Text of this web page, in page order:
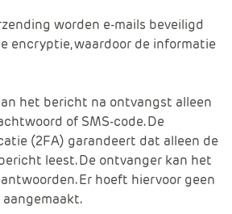
worden e-mails beveiligd
encryptie, waardoor de informatie
het bericht na ontvangst alleen
of SMS-code. De
(2FA) garandeert dat alleen de
leest. De ontvanger kan het
Er hoeft hiervoor geen